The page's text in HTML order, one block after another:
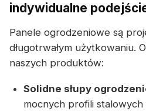
indywidualne
Panele ogrodzeniowe są
długotrwałym użytkowaniu.
naszych produktów:
Solidne słupy
mocnych profili stalowych